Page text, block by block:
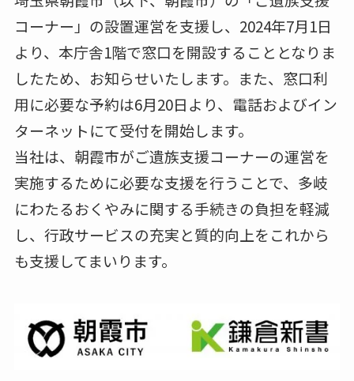
コーナー」の設置運営を支援し、2024年7月1日
より、本庁舎1階で窓口を開設することとなりま
したため、お知らせいたします。また、窓口利
用に必要な予約は6月20日より、電話およびイン
ターネットにて受付を開始します。
当社は、朝霞市がご遺族支援コーナーの運営を
実施するために必要な支援を行うことで、多岐
にわたるおくやみに関する手続きの負担を軽減
し、行政サービスの充実と質的向上をこれから
も支援してまいります。